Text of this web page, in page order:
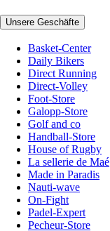
Unsere Geschäfte
Basket-Center
Daily Bikers
Direct Running
Direct-Volley
Foot-Store
Galopp-Store
Golf and co
Handball-Store
House of Rugby
La sellerie de Maé
Made in Paradis
Nauti-wave
On-Fight
Padel-Expert
Pecheur-Store